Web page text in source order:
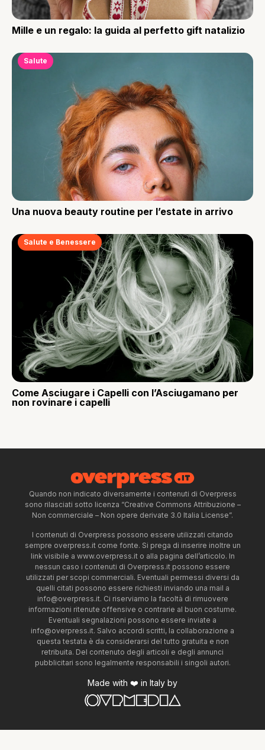
Mille e un regalo: la guida al perfetto gift natalizio
Salute
Una nuova beauty routine per l’estate in arrivo
Salute e Benessere
Come Asciugare i Capelli con l’Asciugamano per
non rovinare i capelli
Quando non indicato diversamente i contenuti di Overpress
sono rilasciati sotto licenza “Creative Commons Attribuzione –
Non commerciale – Non opere derivate 3.0 Italia License”.
I contenuti di Overpress possono essere utilizzati citando
sempre overpress.it come fonte. Si prega di inserire inoltre un
link visibile a www.overpress.it o alla pagina dell’articolo. In
nessun caso i contenuti di Overpress.it possono essere
utilizzati per scopi commerciali. Eventuali permessi diversi da
quelli citati possono essere richiesti inviando una mail a
info@overpress.it. Ci riserviamo la facoltà di rimuovere
informazioni ritenute offensive o contrarie al buon costume.
Eventuali segnalazioni possono essere inviate a
info@overpress.it. Salvo accordi scritti, la collaborazione a
questa testata è da considerarsi del tutto gratuita e non
retribuita. Del contenuto degli articoli e degli annunci
pubblicitari sono legalmente responsabili i singoli autori.
Made with ❤️ in Italy by